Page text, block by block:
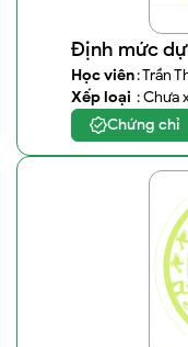
Định mức
Học viên: Trần
Xếp loại : Chưa
Chứng chỉ